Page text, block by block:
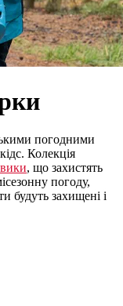
погодними
Колекція
, що захистять
погоду,
будуть захищені і